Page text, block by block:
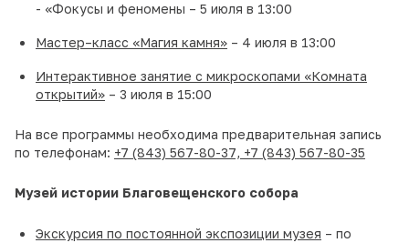
- «Фокусы и феномены – 5 июля в 13:00
Мастер–класс «Магия камня» – 4 июля в 13:00
Интерактивное занятие с микроскопами «Комната
открытий» – 3 июля в 15:00
На все программы необходима предварительная запись
по телефонам: +7 (843) 567-80-37, +7 (843) 567-80-35
Музей истории Благовещенского собора
Экскурсия по постоянной экспозиции музея – по